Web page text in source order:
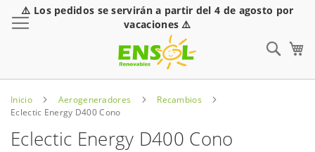
⚠️ Los pedidos se servirán a partir del 4 de agosto por
vacaciones ⚠️
Inicio Aerogeneradores
Recambios
Eclectic Energy D400 Cono
Eclectic Energy D400 Cono